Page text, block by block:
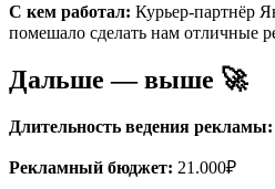
С кем работал: Курьер-партнёр
помешало сделать нам отличные
Дальше — выше 🚀
Длительность ведения рекламы:
Рекламный бюджет: 21.000₽